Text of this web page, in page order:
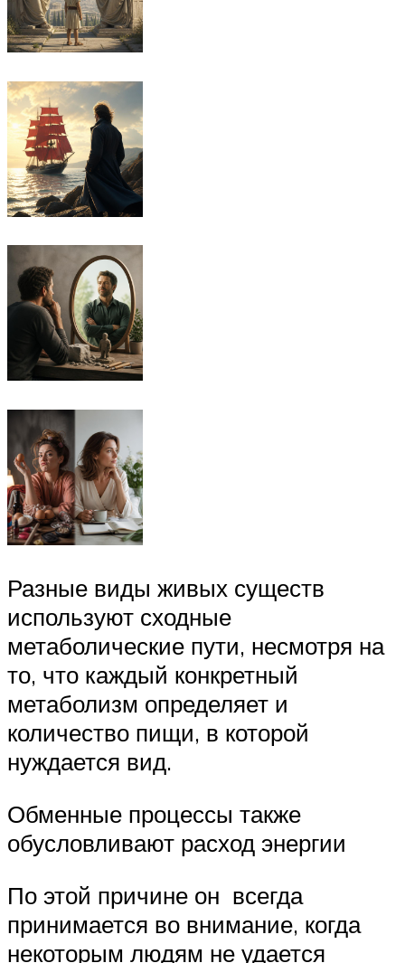
Разные виды живых существ
используют сходные
метаболические пути, несмотря на
то, что каждый конкретный
метаболизм определяет и
количество пищи, в которой
нуждается вид.
Обменные процессы также
обусловливают расход энергии
По этой причине он всегда
принимается во внимание, когда
некоторым людям не удается